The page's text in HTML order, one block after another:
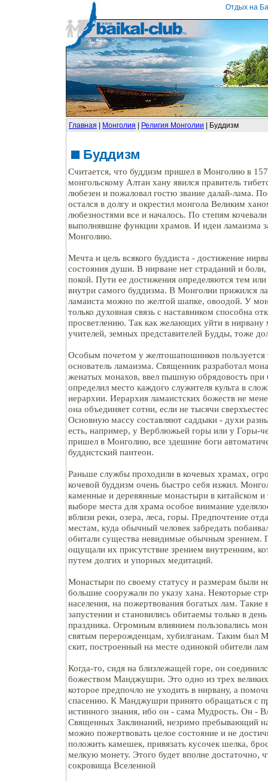
Отдых на
Главная Монголия Религия Монголии | Буддизм
Буддизм
Считается, что буддизм пришел в Монголию в
монгольскому Алтан хану явился правитель
любезен и пожаловал гостю звание далай-лама.
остался в долгу и окрестил монгола Великим
любезностями все и началось. По степям
выполнявшие функции храмов. И идеи ламаизма
Монголию.
Мечта и цель всякого буддиста - достижение
состояния души. В нирване нет страданий и
покой. Пути ее достижения определяются тем
внутри самого буддизма. В Монголии прижился
ламаиста можно по желтой шапке, овоодой. У
только духовная связь с наставником способна
просветлению. Так как желающих уйти в нирвану
учителей, земных представителей Будды, тоже
Особым почетом у желтошапошников пользуется
основатель ламаизма. Священник разработал
женатых монахов, ввел пышную обрядовость при
определил место каждого служителя культа в
иерархии. Иерархия ламаистских божеств не
она объединяет сотни, если не тысячи
Основную массу составляют саддыки - духи
есть, например, у Верблюжьей горы или у Горы-
пришел в Монголию, все здешние боги
буддистский пантеон.
Раньше службы проходили в кочевых храмах,
кочевой буддизм очень быстро себя изжил.
каменные и деревянные монастыри в китайском
выборе места для храма особое внимание
вблизи реки, озера, леса, горы. Предпочтение
местам, куда обычный человек забредать
обитали существа невидимые обычным зрением.
ощущали их присутствие зрением внутренним,
путем долгих и упорных медитаций.
Монастыри по своему статусу и размерам были
большие сооружали по указу хана. Некоторые
населения, на пожертвования богатых лам. Такие
запустении и становились обитаемы только в
праздника. Огромным влиянием пользовались
святым перерожденцам, хубилганам. Таким был
скит, построенный на месте одинокой обители
Когда-то, сидя на близлежащей горе, он
божеством Манджушри. Это одно из трех
которое предпочло не уходить в нирвану, а
спасению. К Манджушри принято обращаться с
истинного знания, ибо он - сама Мудрость. Он -
Священных Заклинаний, незримо пребывающий
можно пожертвовать целое состояние и не
положить камешек, привязать кусочек шелка,
мелкую монету. Этого будет вполне достаточно,
сокровища Вселенной